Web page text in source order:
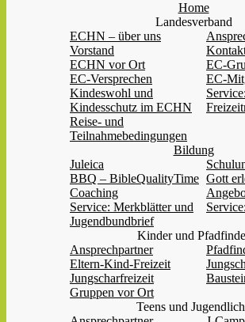
Home
Landesverband
ECHN – über uns
Vorstand
ECHN vor Ort
EC-
EC-Versprechen
EC-
Kindeswohl und
Kindesschutz im ECHN
Reise- und
Teilnahmebedingungen
Bildung
Juleica
BBQ – BibleQualityTime Gott
Coaching
Service: Merkblätter und
Jugendbundbrief
Kinder und
Ansprechpartner
Eltern-Kind-Freizeit
Jungscharfreizeit
Gruppen vor Ort
Teens und